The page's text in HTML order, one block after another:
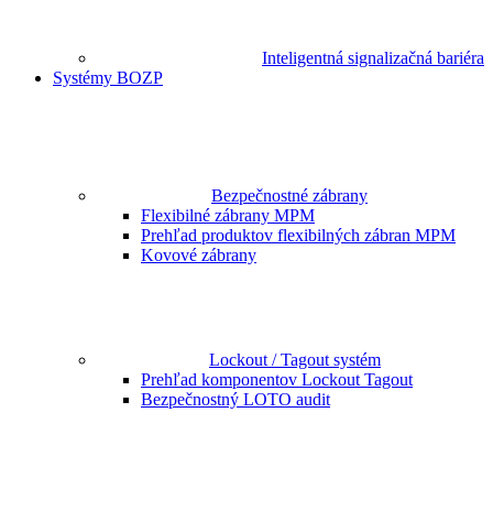
Inteligentná signalizačná bariéra
Systémy BOZP
Bezpečnostné zábrany
Flexibilné zábrany MPM
Prehľad produktov flexibilných zábran MPM
Kovové zábrany
Lockout / Tagout systém
Prehľad komponentov Lockout Tagout
Bezpečnostný LOTO audit